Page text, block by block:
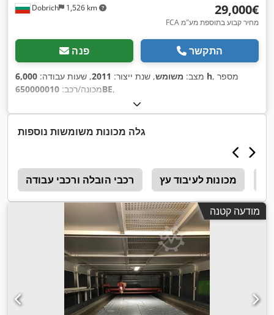
Dobrich 1,526 km ‏29,000 ‏€
FCA מחיר קבוע בתוספת מע"מ
פנה התקשר
מצב: משומש, שנת ייצור: 2011, שעות עבודה: 6,000 h, מספר
מכונה/רכב:650000010BE,
גלה מכונות משומשות נוספות
רכבי הובלה ורכבי עבודה מכונות לעיבוד עץ
מודעה קטנה